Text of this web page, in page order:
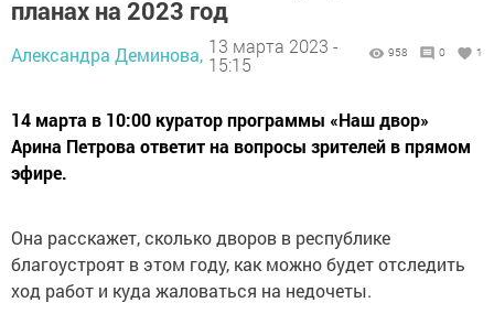
планах на 2023 год
Александра Деминова, 13 марта 2023 -
15:15
958 0 1
14 марта в 10:00 куратор программы «Наш двор»
Арина Петрова ответит на вопросы зрителей в прямом
эфире.
Она расскажет, сколько дворов в республике
благоустроят в этом году, как можно будет отследить
ход работ и куда жаловаться на недочеты.